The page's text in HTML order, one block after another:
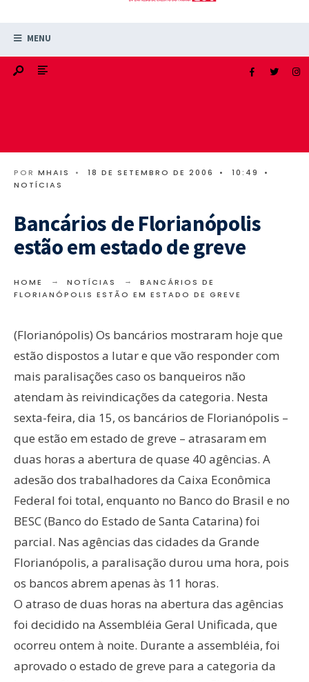
MENU
POR MHAIS • 18 DE SETEMBRO DE 2006 • 10:49
•
NOTÍCIAS
Bancários de Florianópolis
estão em estado de greve
HOME NOTÍCIAS
BANCÁRIOS DE
FLORIANÓPOLIS ESTÃO EM ESTADO DE GREVE
(Florianópolis) Os bancários mostraram hoje que
estão dispostos a lutar e que vão responder com
mais paralisações caso os banqueiros não
atendam às reivindicações da categoria. Nesta
sexta-feira, dia 15, os bancários de Florianópolis –
que estão em estado de greve – atrasaram em
duas horas a abertura de quase 40 agências. A
adesão dos trabalhadores da Caixa Econômica
Federal foi total, enquanto no Banco do Brasil e no
BESC (Banco do Estado de Santa Catarina) foi
parcial. Nas agências das cidades da Grande
Florianópolis, a paralisação durou uma hora, pois
os bancos abrem apenas às 11 horas.
O atraso de duas horas na abertura das agências
foi decidido na Assembléia Geral Unificada, que
ocorreu ontem à noite. Durante a assembléia, foi
aprovado o estado de greve para a categoria da